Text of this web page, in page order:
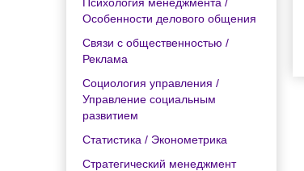
Особенности делового общения
Связи с общественностью /
Реклама
Социология управления /
Управление социальным
развитием
Статистика / Эконометрика
Стратегический менеджмент